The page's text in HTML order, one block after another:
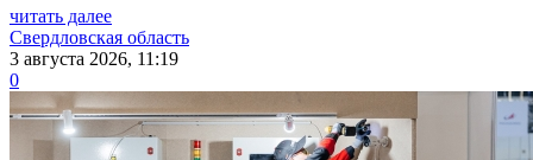
читать далее
Свердловская область
3 августа 2026, 11:19
0